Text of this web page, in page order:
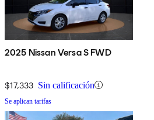
2025 Nissan Versa S FWD
$17,333 Sin calificación
Se aplican tarifas